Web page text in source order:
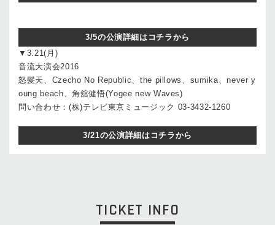
3/5の公演詳細はコチラから
▼3.21(月)
音流大演会2016
怒髪天、Czecho No Republic、the pillows、sumika、never y
oung beach、角舘健悟(Yogee new Waves)
問い合わせ：(株)テレビ東京ミュージック 03-3432-1260
3/21の公演詳細はコチラから
TICKET INFO